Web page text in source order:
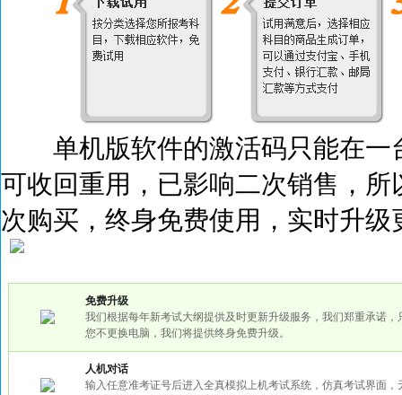
单机版软件的激活码只能在一
可收回重用，已影响二次销售，
次购买，终身免费使用，实时升
免费升级
我们根据每年新考试大纲提供及时更新升级服务，我们郑重承诺，
您不更换电脑，我们将提供终身免费升级。
人机对话
输入任意准考证号后进入全真模拟上机考试系统，仿真考试界面，